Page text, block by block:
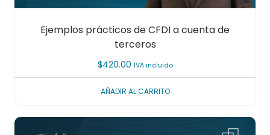
Ejemplos prácticos de CFDI a cuenta de
terceros
$420.00 IVA incluido
AÑADIR AL CARRITO